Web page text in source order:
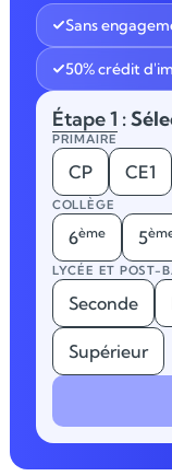
Sans
50% crédit
Étape 1 :
PRIMAIRE
CP CE1
COLLÈGE
6ème 5
LYCÉE ET POST-
Seconde
Supérieur